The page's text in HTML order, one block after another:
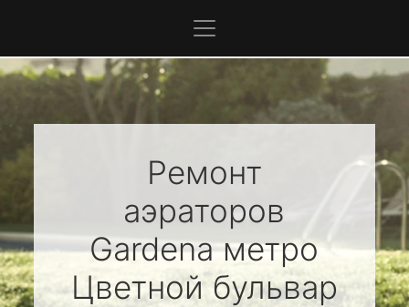
Ремонт
аэраторов
Gardenaметро
Цветной бульвар